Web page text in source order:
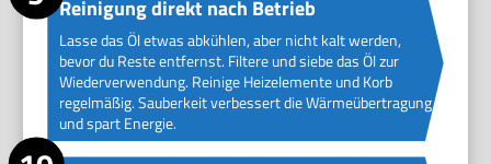
Reinigung direkt nach Betrieb
Lasse das Öl etwas abkühlen, aber nicht kalt werden,
bevor du Reste entfernst. Filtere und siebe das Öl zur
Wiederverwendung. Reinige Heizelemente und Korb
regelmäßig. Sauberkeit verbessert die Wärmeübertragung
und spart Energie.